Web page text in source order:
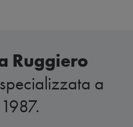
Ruggiero
a